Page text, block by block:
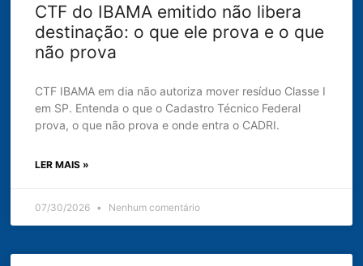
CTF do IBAMA emitido não libera
destinação: o que ele prova e o que
não prova
CTF IBAMA em dia não autoriza mover resíduo Classe I
em SP. Entenda o que o Cadastro Técnico Federal
prova, o que não prova e onde entra o CADRI.
LER MAIS »
07/30/2026 Nenhum comentário